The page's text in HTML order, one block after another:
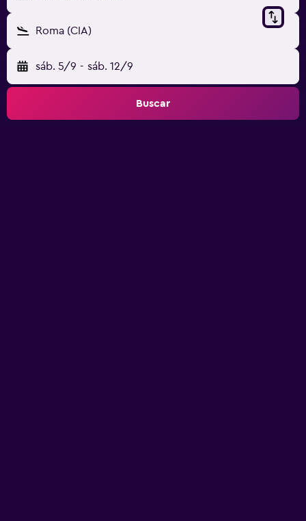
Roma (CIA)
sáb. 5/9 - sáb. 12/9
Buscar